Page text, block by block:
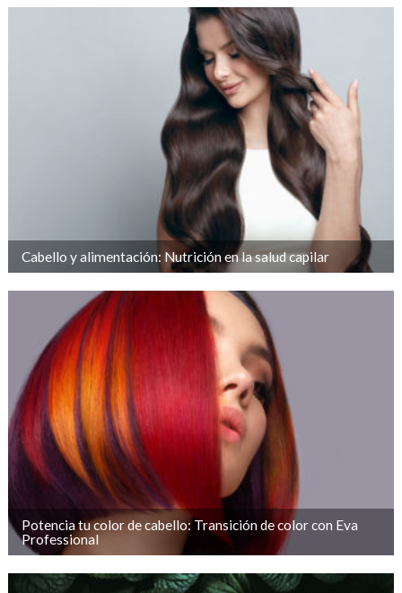
Cabello y alimentación: Nutrición en la salud capilar
Potencia tu color de cabello: Transición de color con Eva
Professional